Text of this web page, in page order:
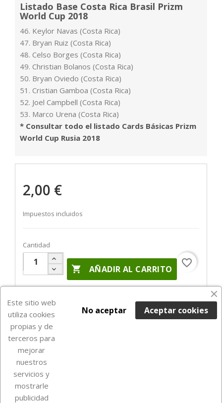
Listado Base Costa Rica Brasil Prizm
World Cup 2018
46. Keylor Navas (Costa Rica)
47. Bryan Ruiz (Costa Rica)
48. Celso Borges (Costa Rica)
49. Christian Bolanos (Costa Rica)
50. Bryan Oviedo (Costa Rica)
51. Cristian Gamboa (Costa Rica)
52. Joel Campbell (Costa Rica)
53. Marco Urena (Costa Rica)
* Consultar todo el listado Cards Básicas Prizm
World Cup Rusia 2018
2,00 €
Impuestos incluidos
Cantidad
 AÑADIR AL CARRITO
favorite_border

Este sitio web
utiliza cookies
propias y de
terceros para
mejorar
nuestros
servicios y
mostrarle
publicidad
Aceptar cookies
No aceptar